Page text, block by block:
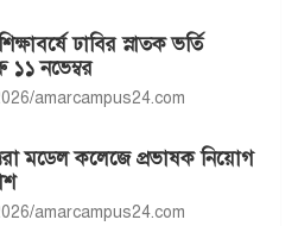
ঢাবির স্নাতক ভর্তি
নভেম্বর
amarcampus24.com
মডেল কলেজে প্রভাষক নিয়োগ
amarcampus24.com